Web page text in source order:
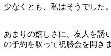
少なくとも、私はそうでした。
あまりの嬉しさに、友人を誘
の予約を取って祝勝会を開き